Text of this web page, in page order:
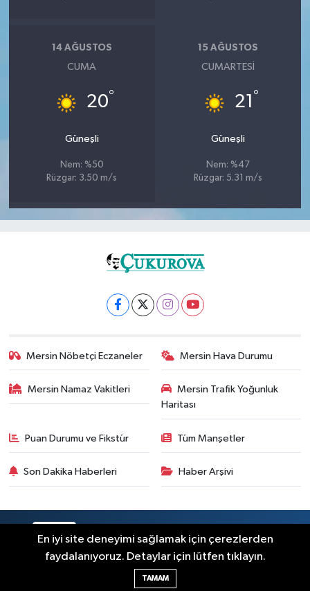
14 AĞUSTOS
CUMA
20°
Güneşli
Nem: %50
Rüzgar: 3.50 m/s
15 AĞUSTOS
CUMARTESI
21 °
Güneşli
Nem: %47
Rüzgar: 5.31 m/s
Mersin Nöbetçi Eczaneler Mersin Hava Durumu
Mersin Namaz Vakitleri
Mersin Trafik Yoğunluk
Haritası
Puan Durumu ve Fikstür Tüm Manşetler
Son Dakika Haberleri Haber Arşivi
Haber Yazılımı:
En iyi site deneyimi sağlamak için çerezlerden
faydalanıyoruz. Detaylar için lütfen tıklayın.
TAMAM